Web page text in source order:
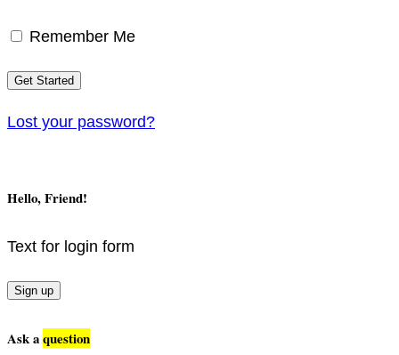
Remember Me
Lost your password?
Hello, Friend!
Text for login form
Sign up
Ask aquestion